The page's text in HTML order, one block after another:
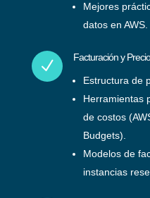
Mejores
datos en AWS.
N Facturación y
Estructura de
Herramientas
de costos
Budgets).
Modelos de
instancias